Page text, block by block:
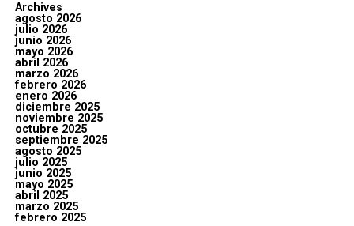
Archives
agosto 2026
julio 2026
junio 2026
mayo 2026
abril 2026
marzo 2026
febrero 2026
enero 2026
diciembre 2025
noviembre 2025
octubre 2025
septiembre 2025
agosto 2025
julio 2025
junio 2025
mayo 2025
abril 2025
marzo 2025
febrero 2025